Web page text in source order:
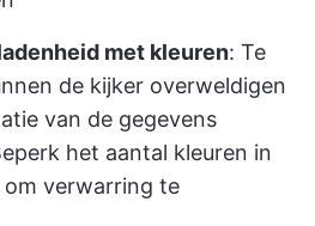
met kleuren: Te
de kijker overweldigen
van de gegevens
het aantal kleuren in
om verwarring te